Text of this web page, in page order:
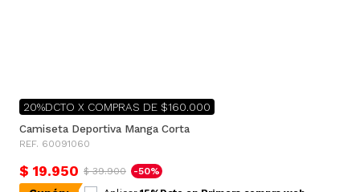
20%DCTO X COMPRAS DE $160.000
Camiseta Deportiva Manga Corta
REF. 60091060
$ 19.950 $ 39.900 -50%